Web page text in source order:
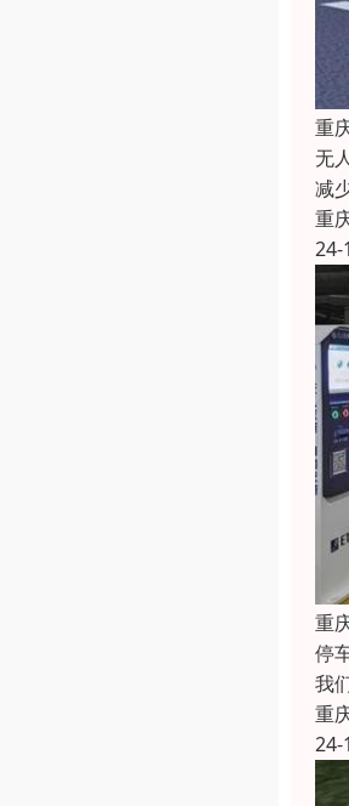
重
无
减
重
24-
重
停
我
重
24-